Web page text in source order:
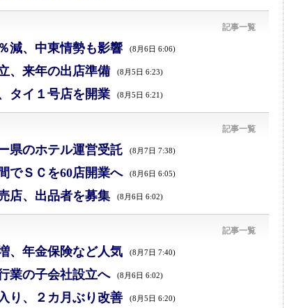
記事一覧
減、中東情勢も影響 (8月6日 6:06)
、来年の出店準備 (8月5日 6:23)
タイ１号店を開業 (8月5日 6:21)
記事一覧
県のホテル運営受託 (8月7日 7:38)
でＳＣを60店開業へ (8月6日 6:05)
店、出品者を募集 (8月6日 6:02)
記事一覧
、年金保険など人気 (8月7日 7:40)
業の子会社設立へ (8月6日 6:02)
り、２カ月ぶり改善 (8月5日 6:20)